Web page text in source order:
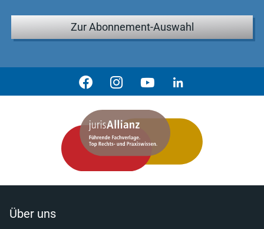
Zur Abonnement-Auswahl
Über uns